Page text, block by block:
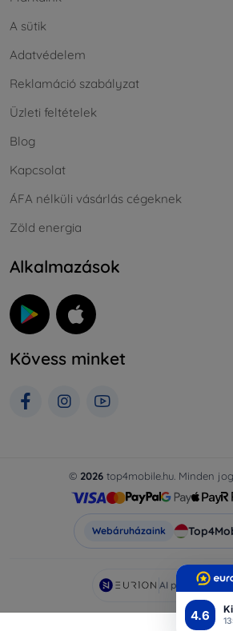
4.6
A sütik
Adatvédelem
Reklamáció szabályzat
Üzleti feltételek
Blog
Kapcsolat
ÁFA nélküli vásárlás cégeknek
Zöld energia
Alkalmazások
Kövess minket
© 2026 top4mobile.hu. Minden
Webáruházaink
AI powered by